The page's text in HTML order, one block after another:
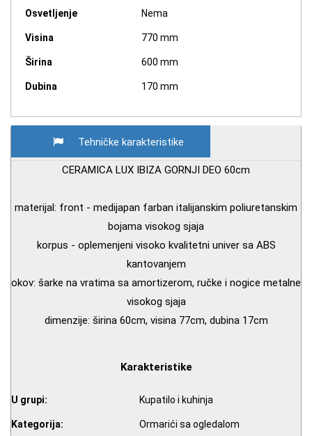
Osvetljenje Nema
Visina 770 mm
Širina 600 mm
Dubina 170 mm
Tehničke karakteristike
CERAMICA LUX IBIZA GORNJI DEO 60cm
materijal: front - medijapan farban italijanskim poliuretanskim
bojama visokog sjaja
korpus - oplemenjeni visoko kvalitetni univer sa ABS
kantovanjem
okov: šarke na vratima sa amortizerom, ručke i nogice metalne
visokog sjaja
dimenzije: širina 60cm, visina 77cm, dubina 17cm
Karakteristike
U grupi: Kupatilo i kuhinja
Kategorija: Ormarići sa ogledalom